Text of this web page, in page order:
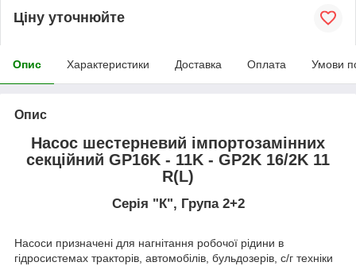
Ціну уточнюйте
Опис Характеристики Доставка Оплата Умови
Опис
Насос шестерневий імпортозамінних
секційний GP16K - 11K - GP2K 16/2K 11
R(L)
Серія "К", Група 2+2
Насоси призначені для нагнітання робочої рідини в
гідросистемах тракторів, автомобілів, бульдозерів, с/г техніки